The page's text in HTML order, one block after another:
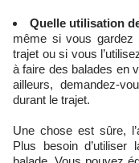
Quelle utilisation
même si vous gardez
trajet ou si vous
à faire des balades en
ailleurs, demandez-
durant le trajet.
Une chose est sûre,
Plus besoin